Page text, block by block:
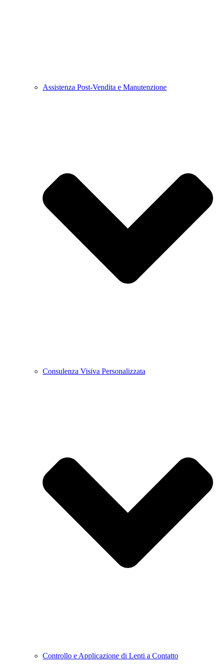
Assistenza Post-Vendita e Manutenzione
Consulenza Visiva Personalizzata
Controllo e Applicazione di Lenti a Contatto